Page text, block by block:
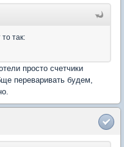
так:
просто счетчики
переваривать будем,